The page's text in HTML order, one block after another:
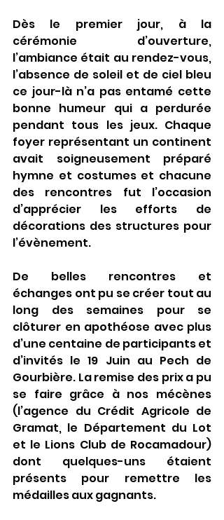
Dès le premier jour, à la
cérémonie d’ouverture,
l’ambiance était au rendez-vous,
l’absence de soleil et de ciel bleu
ce jour-là n’a pas entamé cette
bonne humeur qui a perdurée
pendant tous les jeux. Chaque
foyer représentant un continent
avait soigneusement préparé
hymne et costumes et chacune
des rencontres fut l’occasion
d’apprécier les efforts de
décorations des structures pour
l’évènement.
De belles rencontres et
échanges ont pu se créer tout au
long des semaines pour se
clôturer en apothéose avec plus
d’une centaine de participants et
d’invités le 19 Juin au Pech de
Gourbière. La remise des prix a pu
se faire grâce à nos mécènes
(l’agence du Crédit Agricole de
Gramat, le Département du Lot
et le Lions Club de Rocamadour)
dont quelques-uns étaient
présents pour remettre les
médailles aux gagnants.